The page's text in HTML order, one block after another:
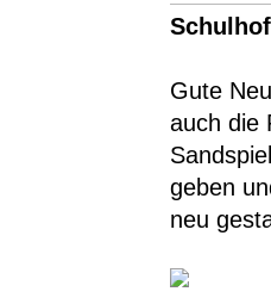
Gute
auch die
geben
neu